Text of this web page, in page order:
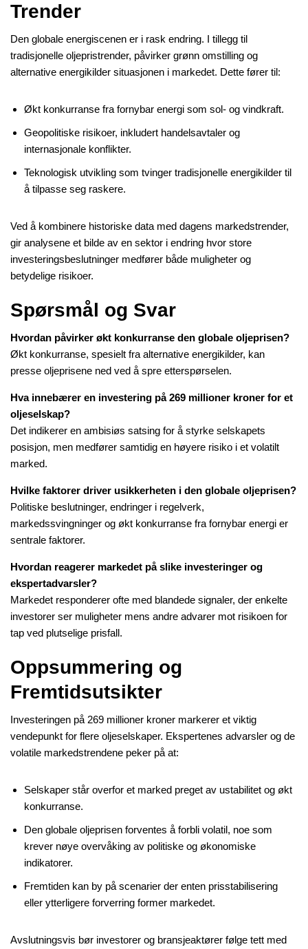
Trender
Den globale energiscenen er i rask endring. I tillegg til
tradisjonelle oljepristrender, påvirker grønn omstilling og
alternative energikilder situasjonen i markedet. Dette fører til:
Økt konkurranse fra fornybar energi som sol- og vindkraft.
Geopolitiske risikoer, inkludert handelsavtaler og
internasjonale konflikter.
Teknologisk utvikling som tvinger tradisjonelle energikilder til
å tilpasse seg raskere.
Ved å kombinere historiske data med dagens markedstrender,
gir analysene et bilde av en sektor i endring hvor store
investeringsbeslutninger medfører både muligheter og
betydelige risikoer.
Spørsmål og Svar
Hvordan påvirker økt konkurranse den globale oljeprisen?
Økt konkurranse, spesielt fra alternative energikilder, kan
presse oljeprisene ned ved å spre etterspørselen.
Hva innebærer en investering på 269 millioner kroner for et
oljeselskap?
Det indikerer en ambisiøs satsing for å styrke selskapets
posisjon, men medfører samtidig en høyere risiko i et volatilt
marked.
Hvilke faktorer driver usikkerheten i den globale oljeprisen?
Politiske beslutninger, endringer i regelverk,
markedssvingninger og økt konkurranse fra fornybar energi er
sentrale faktorer.
Hvordan reagerer markedet på slike investeringer og
ekspertadvarsler?
Markedet responderer ofte med blandede signaler, der enkelte
investorer ser muligheter mens andre advarer mot risikoen for
tap ved plutselige prisfall.
Oppsummering og
Fremtidsutsikter
Investeringen på 269 millioner kroner markerer et viktig
vendepunkt for flere oljeselskaper. Ekspertenes advarsler og de
volatile markedstrendene peker på at:
Selskaper står overfor et marked preget av ustabilitet og økt
konkurranse.
Den globale oljeprisen forventes å forbli volatil, noe som
krever nøye overvåking av politiske og økonomiske
indikatorer.
Fremtiden kan by på scenarier der enten prisstabilisering
eller ytterligere forverring former markedet.
Avslutningsvis bør investorer og bransjeaktører følge tett med